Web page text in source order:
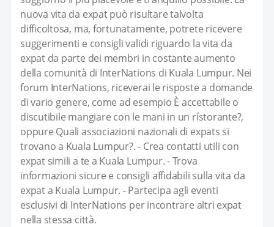
nuova vita da expat può risultare talvolta
difficoltosa, ma, fortunatamente, potrete ricevere
suggerimenti e consigli validi riguardo la vita da
expat da parte dei membri in costante aumento
della comunità di InterNations di Kuala Lumpur. Nei
forum InterNations, riceverai le risposte a domande
di vario genere, come ad esempio È accettabile o
discutibile mangiare con le mani in un rístorante?,
oppure Quali associazioni nazionali di expats si
trovano a Kuala Lumpur?. - Crea contatti utili con
expat simili a te a Kuala Lumpur. - Trova
informazioni sicure e consigli affidabili sulla vita da
expat a Kuala Lumpur. - Partecipa agli eventi
esclusivi di InterNations per incontrare altri expat
nella stessa città.